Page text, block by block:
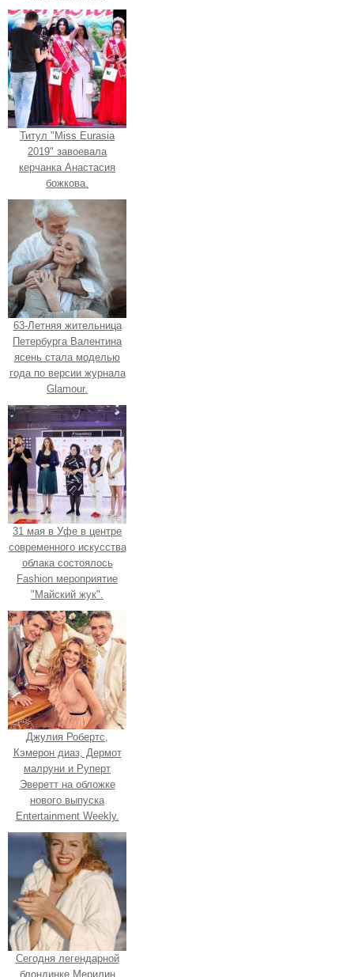
Титул "Miss Eurasia
2019" завоевала
керчанка Анастасия
божкова.
63-Летняя жительница
Петербурга Валентина
ясень стала моделью
года по версии журнала
Glamour.
31 мая в Уфе в центре
современного искусства
облака состоялось
Fashion мероприятие
"Майский жук".
Джулия Робертс,
Кэмерон диаз, Дермот
малруни и Руперт
Эверетт на обложке
нового выпуска
Entertainment Weekly.
Сегодня легендарной
блондинке Мерилин